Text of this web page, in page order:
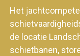
Het
de locatie
schietbanen,